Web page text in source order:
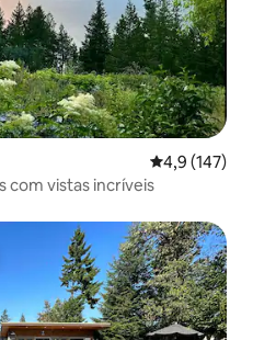
4,9 de uma
4,9 (147)
com vistas incríveis
dos hóspedes